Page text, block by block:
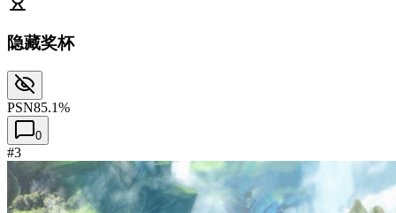
隐藏奖杯
PSN85.1%
0
#3